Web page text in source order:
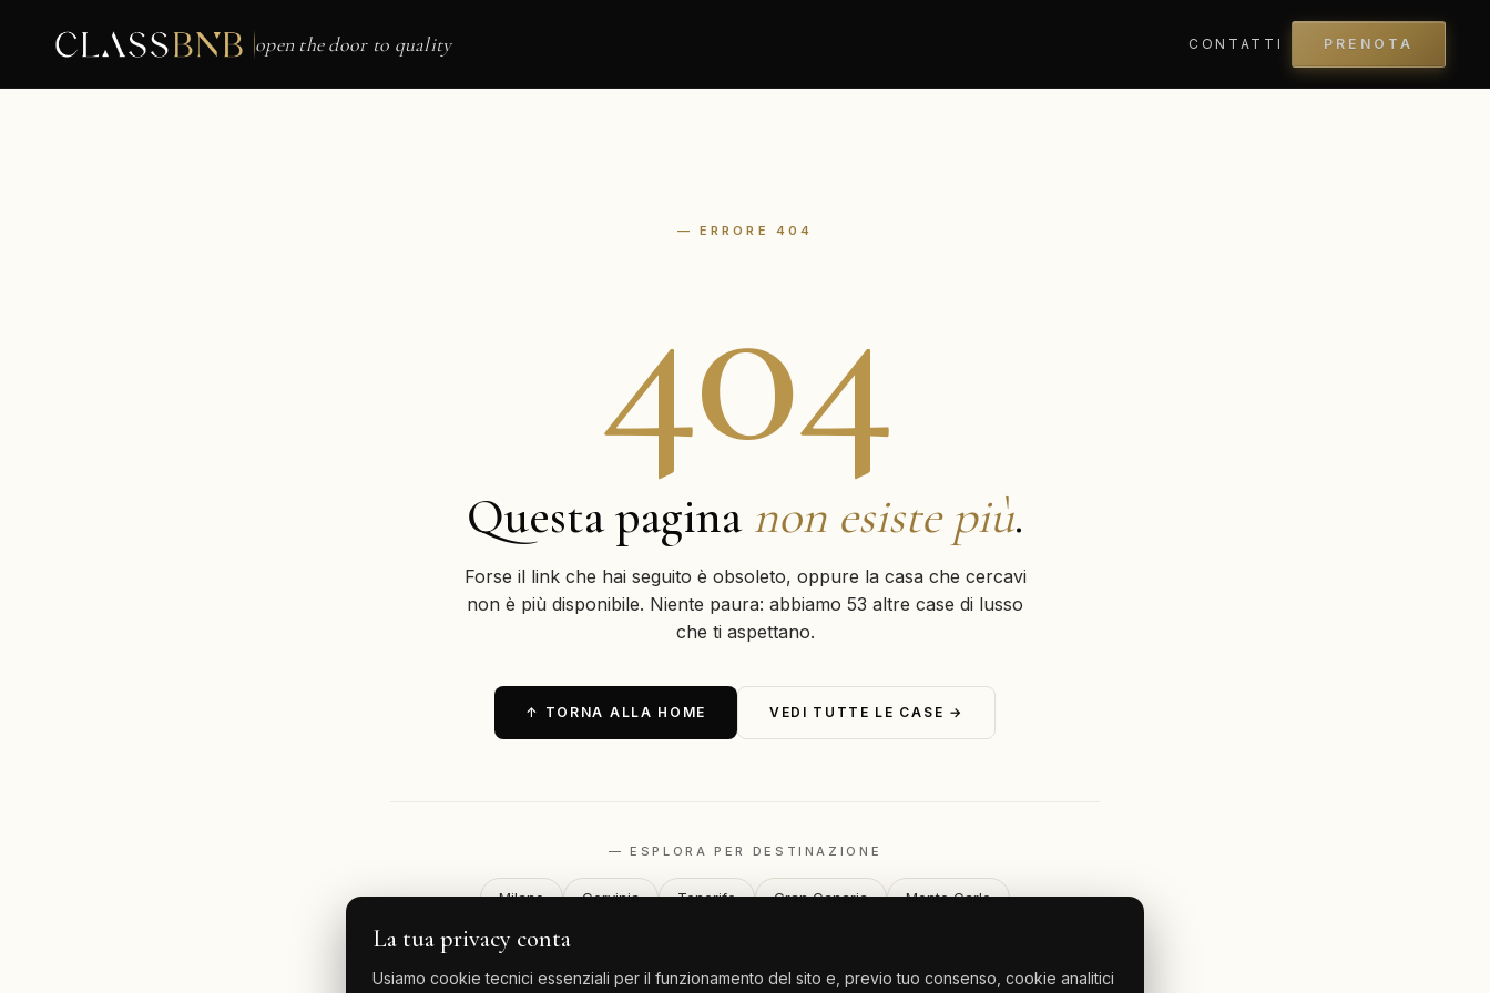
open the door to quality CONTATTI PRENOTA
— ERRORE 404
404
Questa pagina non esiste più.
Forse il link che hai seguito è obsoleto, oppure la casa che cercavi
non è più disponibile. Niente paura: abbiamo 53 altre case di lusso
che ti aspettano.
↑ TORNA ALLA HOME VEDI TUTTE LE CASE →
— ESPLORA PER DESTINAZIONE
Milano Cervinia Tenerife Gran Canaria Monte Carlo
La tua privacy conta
Usiamo cookie tecnici essenziali per il funzionamento del sito e, previo tuo consenso, cookie analitici